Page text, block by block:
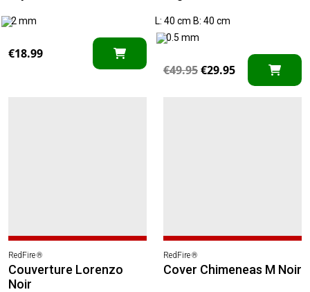
2 mm
€18.99
L: 40 cm B: 40 cm
0.5 mm
€49.95Le
€29.95Le
prix
RedFire®
Couverture Lorenzo
Noir
RedFire®
Cover Chimeneas M Noir